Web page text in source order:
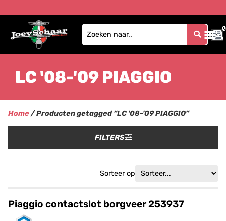
0
0
LC '08-'09 PIAGGIO
Home/ Producten getagged “LC '08-'09 PIAGGIO”
FILTERS
Sorteer op
Piaggio contactslot borgveer 253937